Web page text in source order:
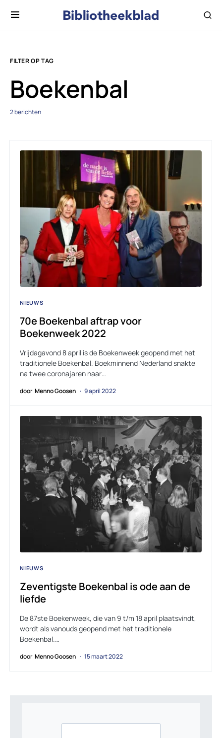
FILTER OP TAG
Boekenbal
2 berichten
NIEUWS
70e Boekenbal aftrap voor
Boekenweek 2022
Vrijdagavond 8 april is de Boekenweek geopend met het
traditionele Boekenbal. Boekminnend Nederland snakte
na twee coronajaren naar…
door Menno Goosen 9 april 2022
NIEUWS
Zeventigste Boekenbal is ode aan de
liefde
De 87ste Boekenweek, die van 9 t/m 18 april plaatsvindt,
wordt als vanouds geopend met het traditionele
Boekenbal.…
door Menno Goosen 15 maart 2022